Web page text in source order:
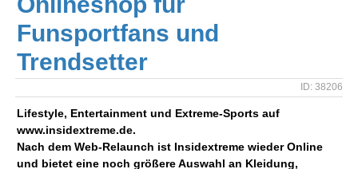
Funsportfans und
Trendsetter
ID: 38206
Lifestyle, Entertainment und Extreme-Sports auf
www.insidextreme.de.
Nach dem Web-Relaunch ist Insidextreme wieder Online
und bietet eine noch größere Auswahl an Kleidung,